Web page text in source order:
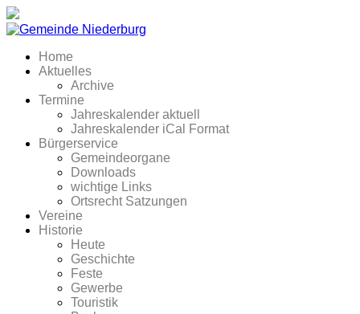
Home
Aktuelles
Archive
Termine
Jahreskalender aktuell
Jahreskalender iCal Format
Bürgerservice
Gemeindeorgane
Downloads
wichtige Links
Ortsrecht Satzungen
Vereine
Historie
Heute
Geschichte
Feste
Gewerbe
Touristik